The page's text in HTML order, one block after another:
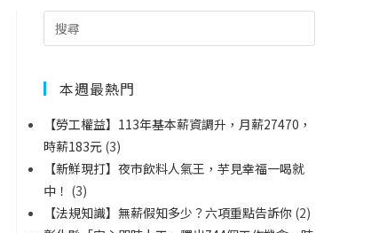
本週最熱門
【勞工權益】113年基本薪資調升，月薪27470，
時薪183元 (3)
【新鮮現打】夜市飲料人氣王，芋見幸福一喝就
中！ (3)
【法規知識】無薪假知多少？六項重點告訴你 (2)